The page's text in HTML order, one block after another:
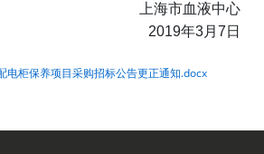
上海市血液中心
2019年3月7日
电柜保养项目采购招标公告更正通知.docx